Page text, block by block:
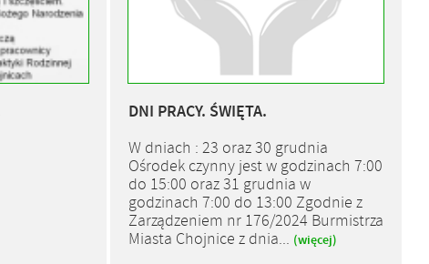
DNI PRACY. ŚWIĘTA.
W dniach : 23 oraz 30 grudnia
Ośrodek czynny jest w godzinach 7:00
do 15:00 oraz 31 grudnia w
godzinach 7:00 do 13:00 Zgodnie z
Zarządzeniem nr 176/2024 Burmistrza
Miasta Chojnice z dnia... (więcej)